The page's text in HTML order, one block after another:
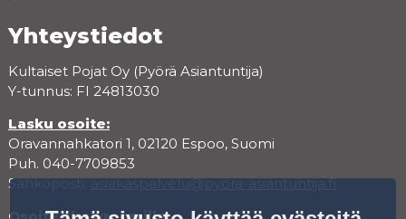
Yhteystiedot
Kultaiset Pojat Oy (Pyörä Asiantuntija)
Y-tunnus: FI 24813030
Lasku osoite:
Oravannahkatori 1, 02120 Espoo, Suomi
Puh. 040-7709853
Sähköposti:asiakaspalvelu@pyora-asiantuntija.fi